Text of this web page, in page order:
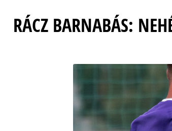
RÁCZ BARNABÁS: